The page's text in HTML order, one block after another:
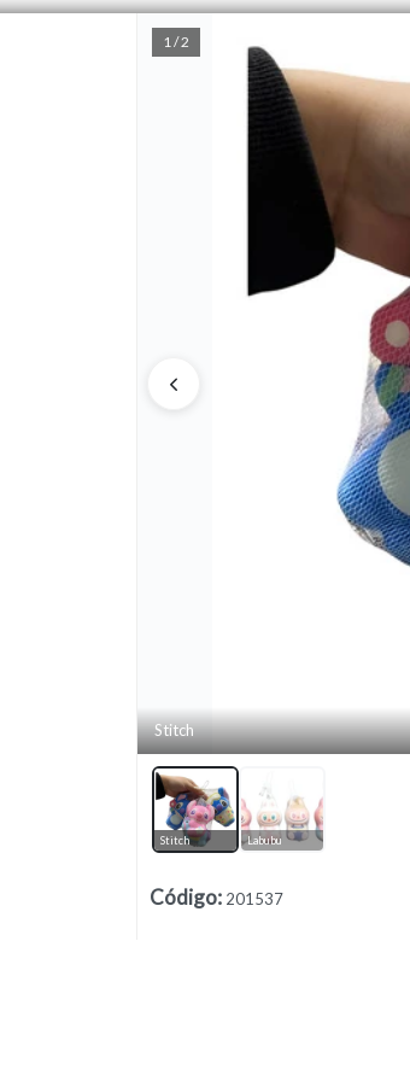
Stitch
1 / 2
Stitch Labubu
Código: 201537
PUNTOS DE
Lista vacía